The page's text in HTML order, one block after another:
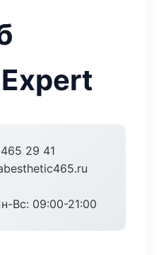
29 41
Вс: 09:00-21:00